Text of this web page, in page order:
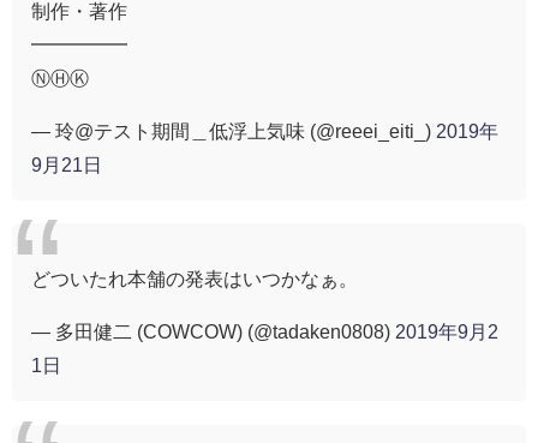
制作・著作
━━━━━
ⓃⒽⓀ
— 玲@テスト期間＿低浮上気味 (@reeei_eiti_) 2019年
9月21日
どついたれ本舗の発表はいつかなぁ。
— 多田健二 (COWCOW) (@tadaken0808) 2019年9月2
1日